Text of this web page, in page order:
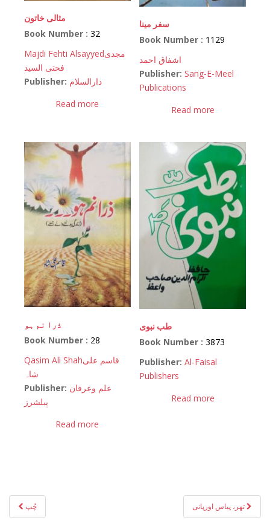
مثالی خاتون
Book Number : 32
Majdi Fehti Alsayyedمجدی
فحتی السید
Publisher: دارالسلام
Read more
سفر مینا
Book Number : 1129
اشفاق احمد
Publisher: Sang-E-Meel
Publications
Read more
ذرا نم ہو
Book Number : 28
Qasim Ali Shahقاسم علی
شاہ
Publisher: علم وعرفان
پبلشرز
Read more
طب نبوی
Book Number :3873
Publisher: Al-Faisal
Publishers
Read more
Post
navigation
چُپ